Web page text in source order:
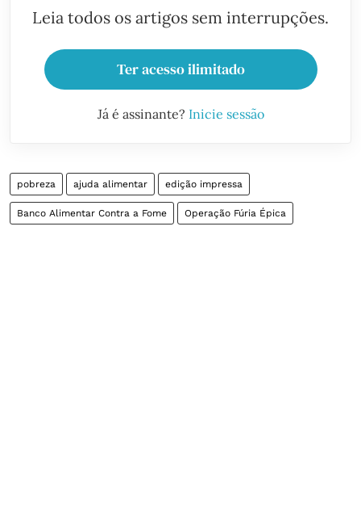
Leia todos os artigos sem interrupções.
Ter acesso ilimitado
Já é assinante? Inicie sessão
pobreza ajuda alimentar edição impressa
Banco Alimentar Contra a Fome Operação Fúria Épica